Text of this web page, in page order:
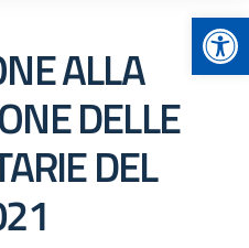
ALLA
DELLE
DEL